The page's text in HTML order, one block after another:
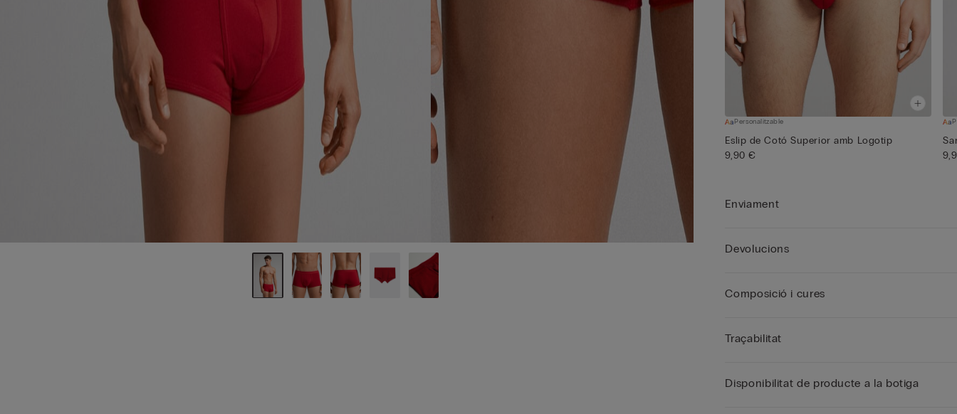
Personalitzable
Eslip de Cotó Superior amb Logotip
9,90 €
Enviament
Devolucions
Composició i cures
Traçabilitat
Disponibilitat de producte a la botiga